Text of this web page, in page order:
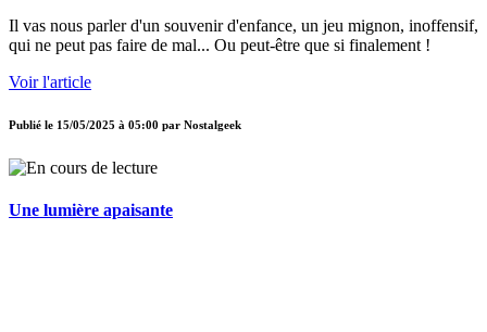
Il vas nous parler d'un souvenir d'enfance, un jeu mignon, inoffensif,
qui ne peut pas faire de mal... Ou peut-être que si finalement !
Voir l'article
Publié le 15/05/2025 à 05:00 par Nostalgeek
Une lumière apaisante